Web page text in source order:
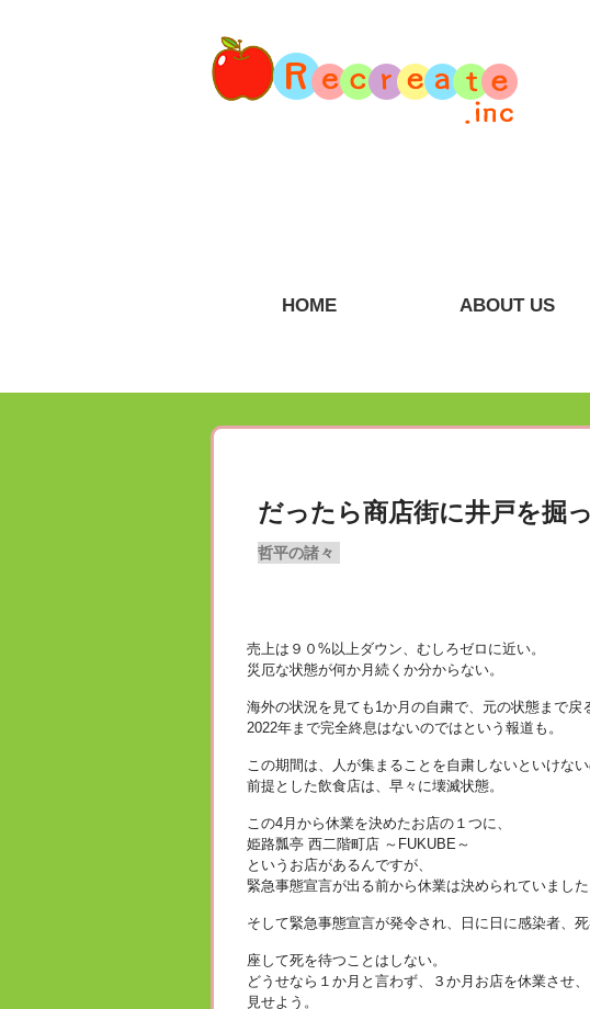
HOME ABOUT US
だったら商店街に井戸を掘
哲平の諸々
売上は９０%以上ダウン、むしろゼロに近い。
災厄な状態が何か月続くか分からない。
海外の状況を見ても1か月の自粛で、元の状態まで戻
2022年まで完全終息はないのではという報道も。
この期間は、人が集まることを自粛しないといけな
前提とした飲食店は、早々に壊滅状態。
この4月から休業を決めたお店の１つに、
姫路瓢亭 西二階町店 ～FUKUBE～
というお店があるんですが、
緊急事態宣言が出る前から休業は決められていました
そして緊急事態宣言が発令され、日に日に感染者、
座して死を待つことはしない。
どうせなら１か月と言わず、３か月お店を休業させ
見せよう。